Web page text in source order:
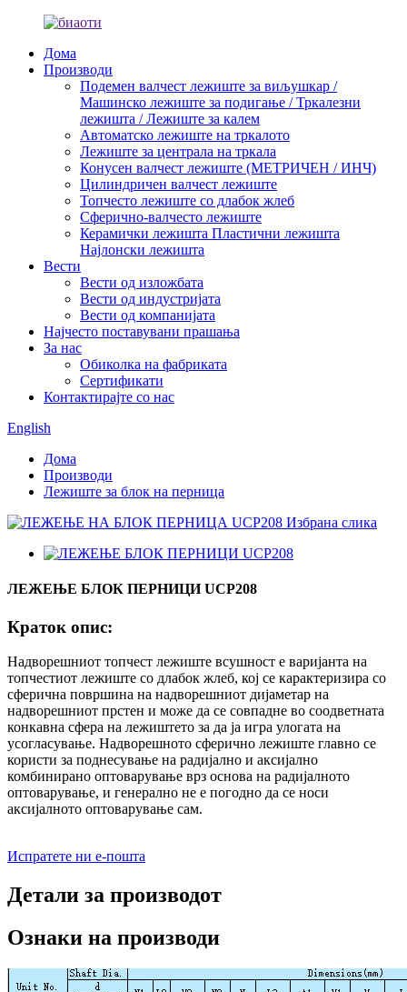
Дома
Производи
Подемен валчест лежиште за виљушкар /
Машинско лежиште за подигање / Тркалезни
лежишта / Лежиште за калем
Автоматско лежиште на тркалото
Лежиште за централа на тркала
Конусен валчест лежиште (МЕТРИЧЕН / ИНЧ)
Цилиндричен валчест лежиште
Топчесто лежиште со длабок жлеб
Сферично-валчесто лежиште
Керамички лежишта Пластични лежишта
Најлонски лежишта
Вести
Вести од изложбата
Вести од индустријата
Вести од компанијата
Најчесто поставувани прашања
За нас
Обиколка на фабриката
Сертификати
Контактирајте со нас
English
Дома
Производи
Лежиште за блок на перница
ЛЕЖЕЊЕ БЛОК ПЕРНИЦИ UCP208
Краток опис:
Надворешниот топчест лежиште всушност е варијанта на
топчестиот лежиште со длабок жлеб, кој се карактеризира со
сферична површина на надворешниот дијаметар на
надворешниот прстен и може да се совпадне во соодветната
конкавна сфера на лежиштето за да ја игра улогата на
усогласување. Надворешното сферично лежиште главно се
користи за поднесување на радијално и аксијално
комбинирано оптоварување врз основа на радијалното
оптоварување, и генерално не е погодно да се носи
аксијалното оптоварување сам.
Испратете ни е-пошта
Детали за производот
Ознаки на производи